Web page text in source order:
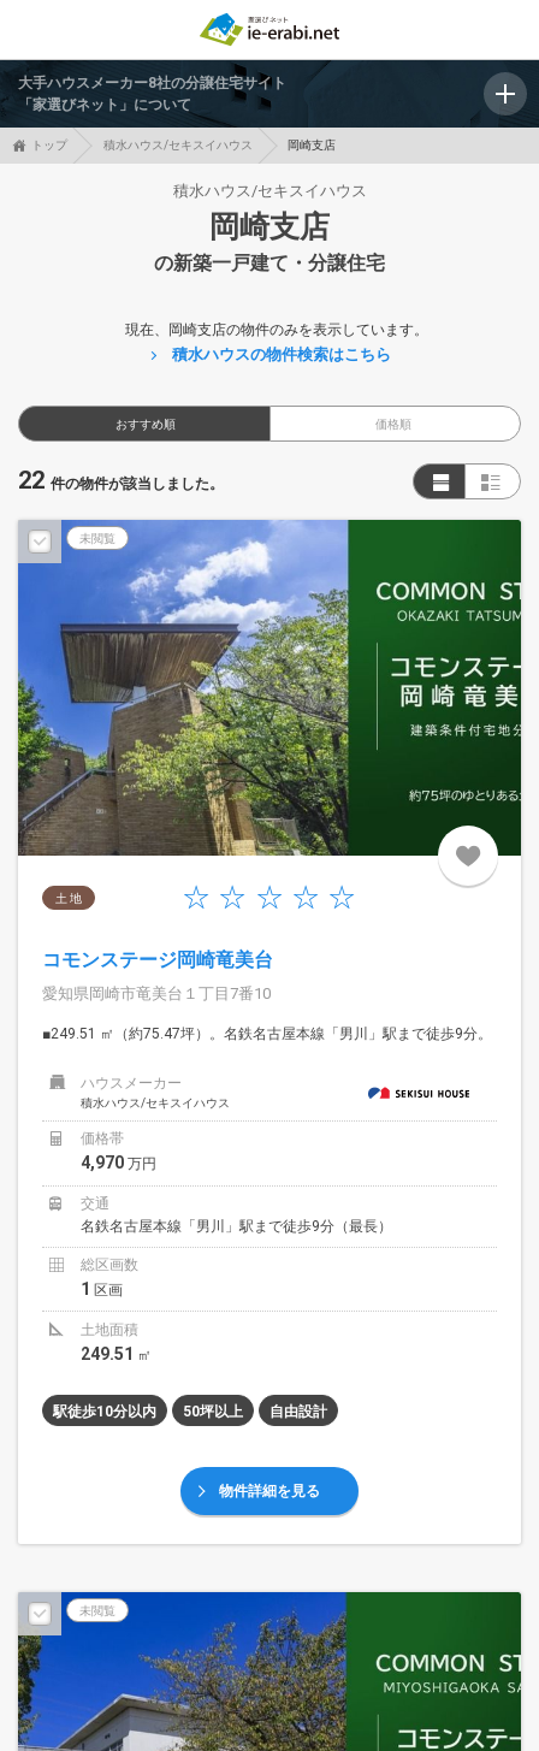
大手ハウスメーカー8社の分譲住宅サイト
「家選びネット」について
トップ 積水ハウス/セキスイハウス 岡崎支店
積水ハウス/セキスイハウス
岡崎支店
の新築一戸建て・分譲住宅
現在、岡崎支店の物件のみを表示しています。
積水ハウスの物件検索はこちら
おすすめ順 価格順
22 件の物件が該当しました。
未閲覧
土 地
コモンステージ岡崎竜美台
愛知県岡崎市竜美台１丁目7番10
■249.51 ㎡（約75.47坪）。名鉄名古屋本線「男川」駅まで徒歩9分。
ハウスメーカー
積水ハウス/セキスイハウス
価格帯
4,970 万円
交通
名鉄名古屋本線「男川」駅まで徒歩9分（最長）
総区画数
1 区画
土地面積
249.51 ㎡
駅徒歩10分以内 50坪以上 自由設計
物件詳細を見る
未閲覧